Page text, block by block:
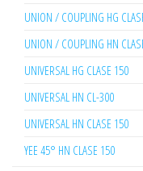
UNION / COUPLING HG
UNION / COUPLING HN
UNIVERSAL HG CLASE 150
UNIVERSAL HN CL-300
UNIVERSAL HN CLASE 150
YEE 45° HN CLASE 150